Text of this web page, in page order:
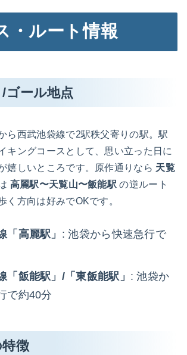
・ルート情報
ゴール地点
ら西武池袋線で2駅秩父寄りの駅。駅
キングコースとして、思い立った日に
嬉しいところです。原作通りなら 天覧
高麗駅〜天覧山〜飯能駅 の逆ルート
く方向は好みでOKです。
「高麗駅」 : 池袋から快速急行で
「飯能駅」/「東飯能駅」 : 池袋か
で約40分
徴